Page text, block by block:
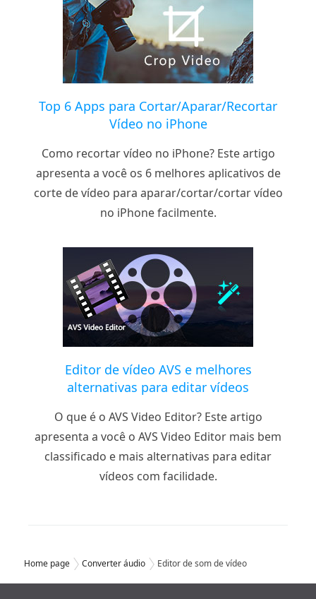
Top 6 Apps para Cortar/Aparar/Recortar
Vídeo no iPhone
Como recortar vídeo no iPhone? Este artigo
apresenta a você os 6 melhores aplicativos de
corte de vídeo para aparar/cortar/cortar vídeo
no iPhone facilmente.
Editor de vídeo AVS e melhores
alternativas para editar vídeos
O que é o AVS Video Editor? Este artigo
apresenta a você o AVS Video Editor mais bem
classificado e mais alternativas para editar
vídeos com facilidade.
Home page Converter áudio Editor de som de vídeo